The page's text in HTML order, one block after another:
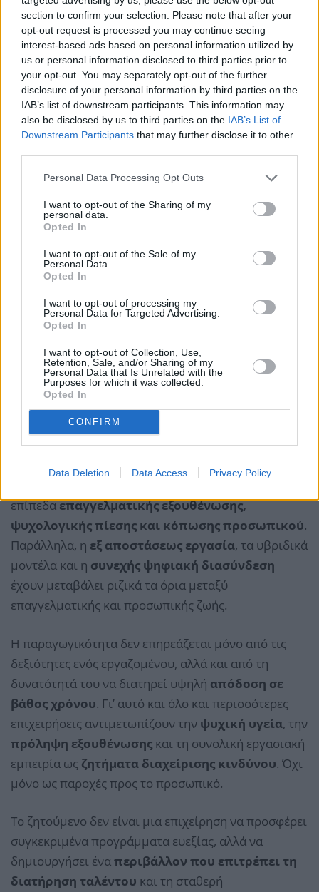
section to confirm your selection. Please note that after your
opt-out request is processed you may continue seeing
interest-based ads based on personal information utilized by
us or personal information disclosed to third parties prior to
your opt-out. You may separately opt-out of the further
disclosure of your personal information by third parties on the
IAB’s list of downstream participants. This information may
also be disclosed by us to third parties on the IAB’s List of
Downstream Participants that may further disclose it to other
Personal Data Processing Opt Outs
I want to opt-out of the Sharing of my
personal data.
Opted In
I want to opt-out of the Sale of my
Personal Data.
Opted In
I want to opt-out of processing my
Personal Data for Targeted Advertising.
Opted In
I want to opt-out of Collection, Use,
Retention, Sale, and/or Sharing of my
Personal Data that Is Unrelated with the
Purposes for which it was collected.
Opted In
CONFIRM
Data Deletion Data Access Privacy Policy
επίπεδαεπαγγελματικής εξουθένωσης,
ψυχολογικής πίεσης και κόπωσης προσωπικού.
Παράλληλα, η εξ αποστάσεως εργασία, τα υβριδικά
μοντέλα και η συνεχής ψηφιακή διασύνδεση
έχουν μεταβάλει ριζικά τα όρια μεταξύ
επαγγελματικής και προσωπικής ζωής.
Η παραγωγικότητα δεν επηρεάζεται μόνο από τις
δεξιότητες ενός εργαζομένου, αλλά και από τη
δυνατότητά του να διατηρεί υψηλή απόδοση σε
βάθος χρόνου. Γι’ αυτό και όλο και περισσότερες
επιχειρήσεις αντιμετωπίζουν την ψυχική υγεία, την
πρόληψη εξουθένωσης και τη συνολική εργασιακή
εμπειρία ως ζητήματα διαχείρισης κινδύνου. Όχι
μόνο ως παροχές προς το προσωπικό.
Το ζητούμενο δεν είναι μια επιχείρηση να προσφέρει
συγκεκριμένα προγράμματα ευεξίας, αλλά να
δημιουργήσει έναπεριβάλλον που επιτρέπει τη
διατήρηση ταλέντου και τη σταθερή